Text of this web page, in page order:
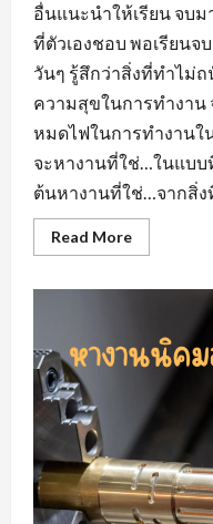
อื่นแนะนำให้เรียน จบม
ที่ตัวเองชอบ พอเรียนจ
วันๆ รู้สึกว่าสิ่งที่ทำไม่
ความสุขในการทำงาน
หมดไฟในการทำงาน
จะหางานที่ใช่…ในแบบ
ต้นหางานที่ใช่…จากสิ่ง
Read MoreRead
more
ใน
แบบ
งาน
สวน
อุตสาหกรรม
โรจ
นะ
อยุธยา